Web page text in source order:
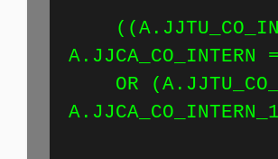
A.JJCA_CO_INTERN
OR